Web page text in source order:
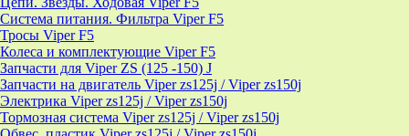
Система питания. Фильтра Viper F5
Тросы Viper F5
Колеса и комплектующие Viper F5
Запчасти для Viper ZS (125 -150) J
Запчасти на двигатель Viper zs125j / Viper zs150j
Электрика Viper zs125j / Viper zs150j
Тормозная система Viper zs125j / Viper zs150j